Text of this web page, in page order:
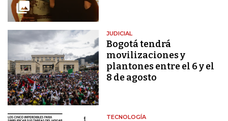
JUDICIAL
Bogotá tendrá
movilizaciones y
plantones entre el 6 y el
8 de agosto
TECNOLOGÍA